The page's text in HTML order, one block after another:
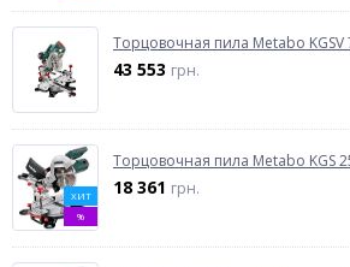
Торцовочная пила Metabo KGSV
43 553 грн.
ХИТ
%
Торцовочная пила Metabo KGS
18 361 грн.